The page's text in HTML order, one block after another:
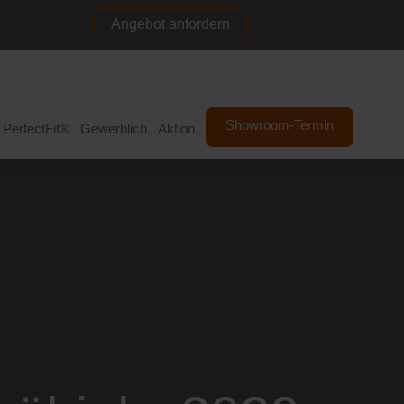
Angebot anfordern
PerfectFit® Gewerblich Aktion Showroom-Termin